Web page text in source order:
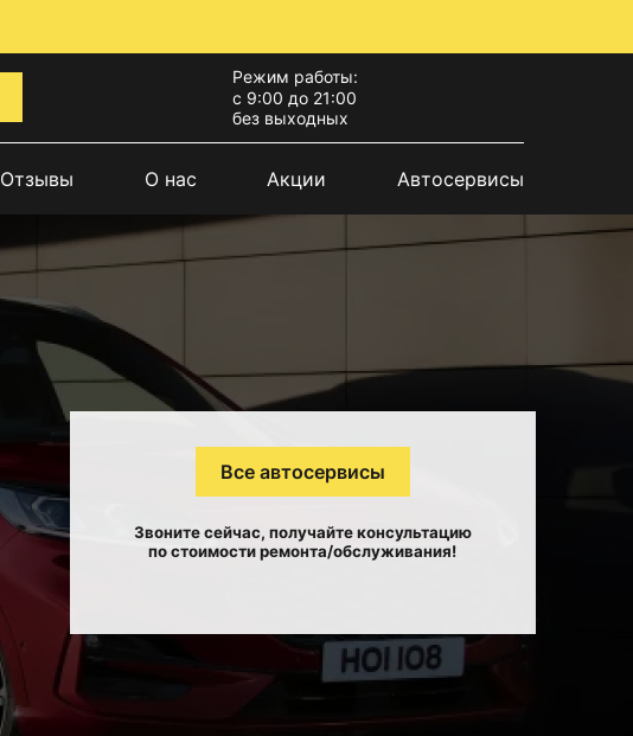
Режим работы:
с 9:00 до 21:00
без выходных
Отзывы О нас Акции Автосервисы
Все автосервисы
Звоните сейчас, получайте консультацию
по стоимости ремонта/обслуживания!